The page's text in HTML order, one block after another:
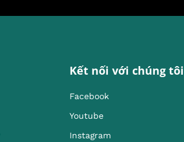
Kết nối với chúng tôi
Facebook
Youtube
Instagram